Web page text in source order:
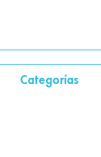
Categorías